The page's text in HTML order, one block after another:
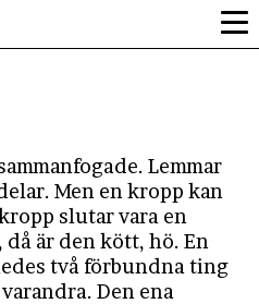
Lemmar
Men en kropp kan
slutar vara en
är den kött, hö. En
två förbundna ting
Den ena